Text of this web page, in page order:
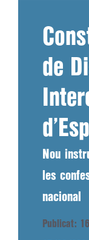
de
Nou
les
nacional
Publicat: